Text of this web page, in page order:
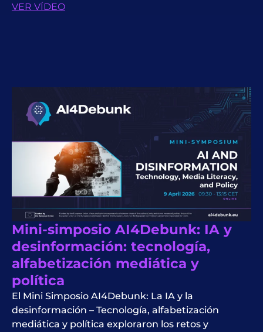
VER VÍDEO
Mini-simposio AI4Debunk: IA y
desinformación: tecnología,
alfabetización mediática y
política
El Mini Simposio AI4Debunk: La IA y la
desinformación – Tecnología, alfabetización
mediática y política exploraron los retos y